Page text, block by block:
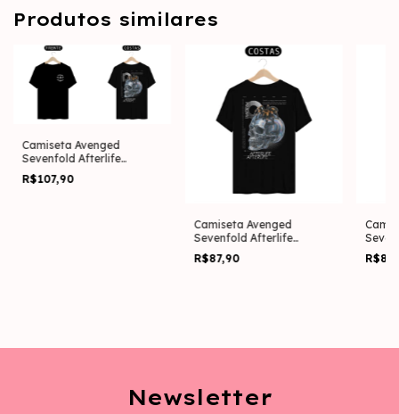
Produtos similares
Camiseta Avenged
Sevenfold Afterlife
(Estampa Frente e
Costas)
R$107,90
Camiseta Avenged
Sevenfold Afterlife
(Estampa nas Costas)
R$87,90
Newsletter